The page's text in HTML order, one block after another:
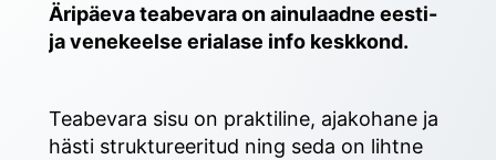
Äripäeva teabevara on ainulaadne eesti-
ja venekeelse erialase info keskkond.
Teabevara sisu on praktiline, ajakohane ja
hästi struktureeritud ning seda on lihtne